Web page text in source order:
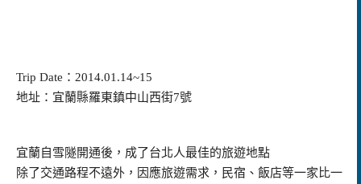
Trip Date：2014.01.14~15
地址：宜蘭縣羅東鎮中山西街7號
宜蘭自雪隧開通後，成了台北人最佳的旅遊地點
除了交通路程不遠外，因應旅遊需求，民宿、飯店等一家比一